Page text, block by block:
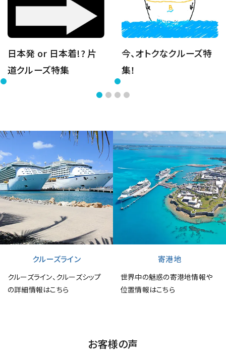
日本発 or 日本着!? 片
道クルーズ特集
今、オトクなクルーズ特
集！
クルーズライン
クルーズライン、クルーズシップ
の詳細情報はこちら
寄港地
世界中の魅惑の寄港地情報や
位置情報はこちら
お客様の声